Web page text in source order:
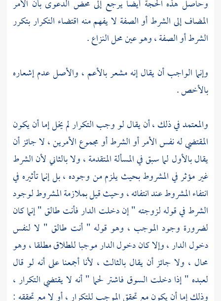
وحاصل هذه الحجة أيضا يرجع إلى محض الدعوى بأن الأمر
المضاف إلى الشرط أو الصفة لا يفهم منه اقتضاء التكرار بتكرر
الشرط أو الصفة ، وهو عين محل النزاع .
وإنما الواجب أن يقال إنه مشعر بالأعم ، والأصل عدم إشعاره
بالأخص .
والمعتمد في ذلك ، أن يقال لو وجب التكرار لم يخل إما أن يكون
المقتضي له نفس الأمر أو الشرط أو مجموع الأمرين ، لا جائز أن
يقال بالأول لما سبق في المسألة المتقدمة ، ولا بالثاني لأن الشرط
غير مؤثر في المشروط بحيث يلزم من وجوده ، بل إنما تأثيره في
انتفاء المشروط عند انتفائه ، وحيث قيل بملازمة المشروط لوجود
الشرط في قوله لزوجته " إن دخلت الدار فأنت طالق " إنما كان
لضرورة وجود الموجب ، وهو قوله " أنت طالق " لا لنفس
دخول الدار ، وإلا كان دخول الدار موجبا للطلاق مطلقا ، وهو
محال ، ولا جائز أن يقال بالثالث ، لأنا أجمعنا على أنه لو قال
لعبده " إذا دخلت السوق فاشتر لحما " أنه لا يقتضي التكرار ،